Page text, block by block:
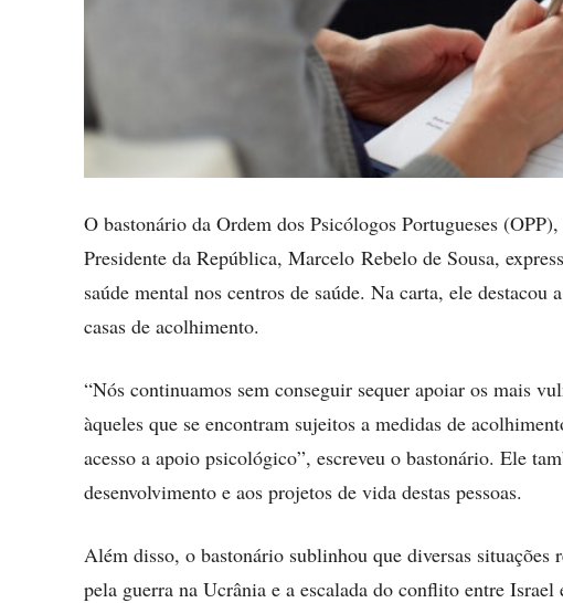
O bastonário da Ordem dos Psicólogos Portugueses
Presidente da República, Marcelo Rebelo de Sousa,
saúde mental nos centros de saúde. Na carta, ele
casas de acolhimento.
“Nós continuamos sem conseguir sequer apoiar os mais
àqueles que se encontram sujeitos a medidas de
acesso a apoio psicológico”, escreveu o bastonário. Ele
desenvolvimento e aos projetos de vida destas pessoas.
Além disso, o bastonário sublinhou que diversas situações
pela guerra na Ucrânia e a escalada do conflito entre